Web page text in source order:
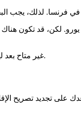
بعد انتهاء مهلة الطلب، يضاف
سنوات عبر البريد. في الوقت الحالي، تطبيق ANEF غير متاح بعد لهذه العملية.
على تجديد تصريح